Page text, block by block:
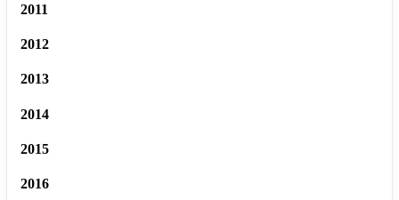
2011
2012
2013
2014
2015
2016